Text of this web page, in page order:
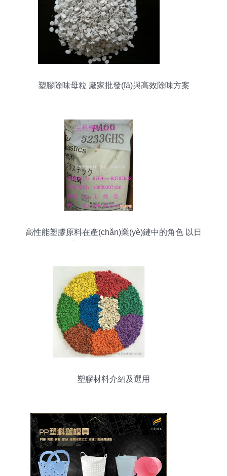
塑膠除味母粒 廠家批發(fā)與高效除味方案
高性能塑膠原料在產(chǎn)業(yè)鏈中的角色 以日
塑膠材料介紹及選用